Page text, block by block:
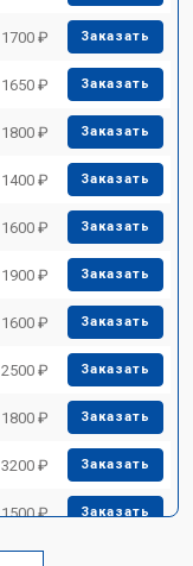
₽ Заказать
₽ Заказать
₽ Заказать
₽ Заказать
₽ Заказать
₽ Заказать
₽ Заказать
₽ Заказать
₽ Заказать
₽ Заказать
₽ Заказать